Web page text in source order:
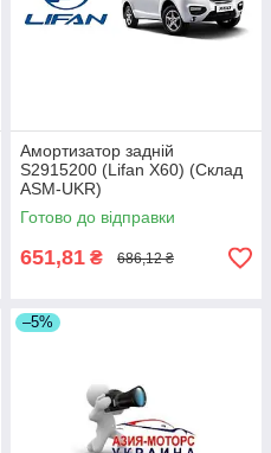
Амортизатор задній
S2915200 (Lifan X60) (Склад
ASM-UKR)
Готово до відправки
651,81 ₴ 686,12 ₴
–5%